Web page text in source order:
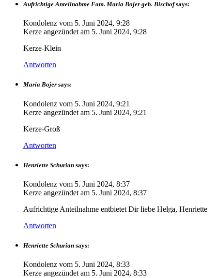
Aufrichtige Anteilnahme Fam. Maria Bojer geb. Bischof says:
Kondolenz vom 5. Juni 2024, 9:28
Kerze angezündet am 5. Juni 2024, 9:28
Kerze-Klein
Antworten
Maria Bojer says:
Kondolenz vom 5. Juni 2024, 9:21
Kerze angezündet am 5. Juni 2024, 9:21
Kerze-Groß
Antworten
Henriette Schurian says:
Kondolenz vom 5. Juni 2024, 8:37
Kerze angezündet am 5. Juni 2024, 8:37
Aufrichtige Anteilnahme entbietet Dir liebe Helga, Henriette
Antworten
Henriette Schurian says:
Kondolenz vom 5. Juni 2024, 8:33
Kerze angezündet am 5. Juni 2024, 8:33